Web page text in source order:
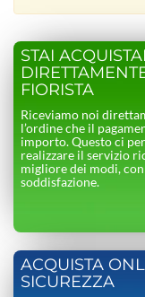
STAI
FIORISTA
Riceviamo noi
l’ordine che il
importo. Questo ci
realizzare il servizio
migliore dei modi,
soddisfazione.
ACQUISTA
SICUREZZA